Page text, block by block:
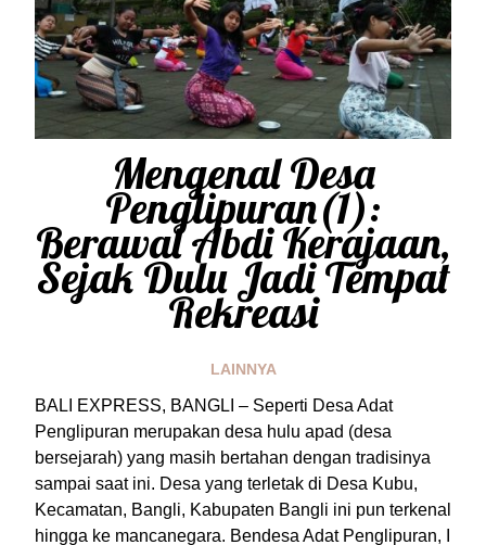
Mengenal Desa
Penglipuran(1):
Berawal Abdi Kerajaan,
Sejak Dulu Jadi Tempat
Rekreasi
LAINNYA
BALI EXPRESS, BANGLI – Seperti Desa Adat
Penglipuran merupakan desa hulu apad (desa
bersejarah) yang masih bertahan dengan tradisinya
sampai saat ini. Desa yang terletak di Desa Kubu,
Kecamatan, Bangli, Kabupaten Bangli ini pun terkenal
hingga ke mancanegara. Bendesa Adat Penglipuran, I